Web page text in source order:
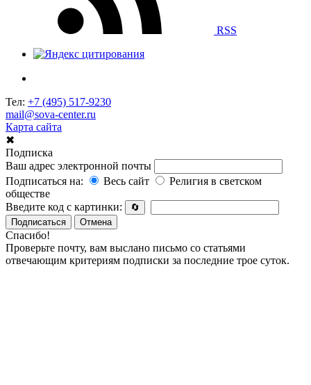
RSS
Тел: +7 (495) 517-9230
mail@sova-center.ru
Карта сайта
✖
Подписка
Ваш адрес электронной почты
Подписаться на:
Весь сайт
Религия в светском
обществе
Введите код с картинки:
🔄
Подписаться
Отмена
Спасибо!
Проверьте почту, вам выслано письмо со статьями
отвечающим критериям подписки за последние трое суток.